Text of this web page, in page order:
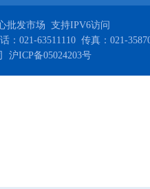
批发市场 支持IPV6访问
021-63511110 传真：021-
沪ICP备05024203号